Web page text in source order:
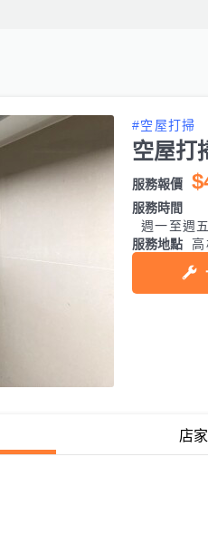
#空屋打掃
空屋打
服務報價
服務時間
週一至週
服務地點
店